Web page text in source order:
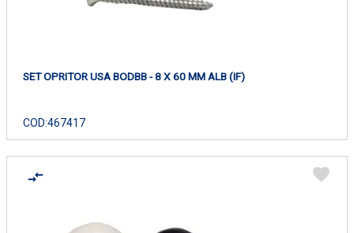
SET OPRITOR USA BODBB - 8 X 60 MM ALB (IF)
COD:467417